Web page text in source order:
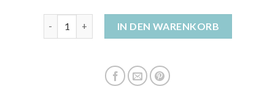
IN DEN WARENKORB